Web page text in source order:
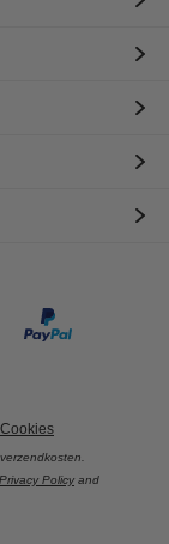
Cookies
Privacy Policy and